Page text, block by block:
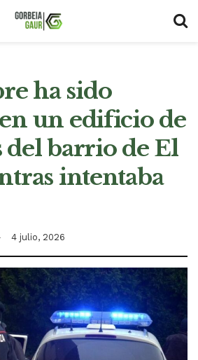
ha sido
un edificio de
del barrio de El
intentaba
4 julio, 2026